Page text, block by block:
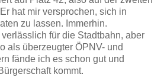
hat mir versprochen, sich in
zu lassen. Immerhin.
für die Stadtbahn, aber
als überzeugter ÖPNV- und
fände ich es schon gut und
kommt.